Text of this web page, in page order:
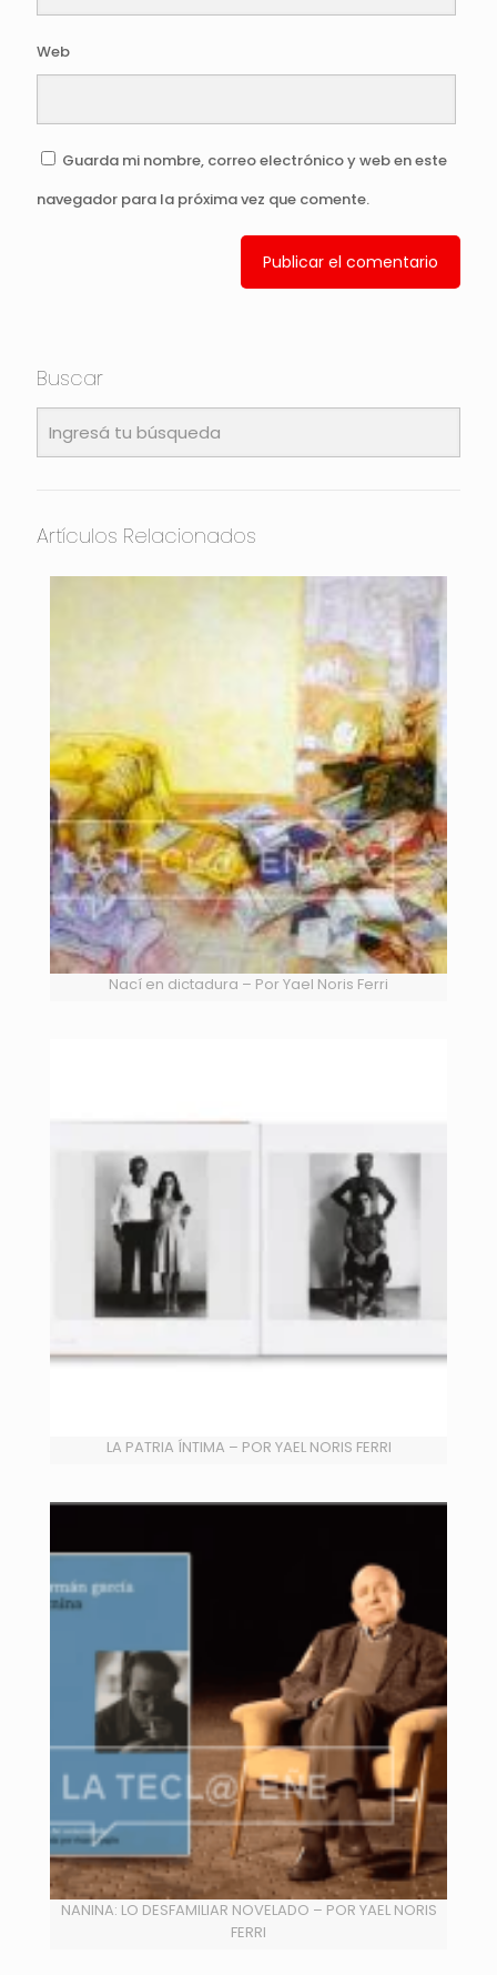
Web
Guarda mi nombre, correo electrónico y web en este
navegador para la próxima vez que comente.
Buscar
Artículos Relacionados
Nací en dictadura – Por Yael Noris Ferri
LA PATRIA ÍNTIMA – POR YAEL NORIS FERRI
NANINA: LO DESFAMILIAR NOVELADO – POR YAEL NORIS
FERRI